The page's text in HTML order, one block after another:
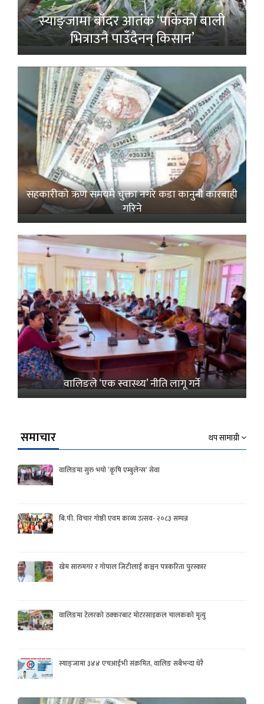
स्याङ्जामा बाँदर आतंक ‘पाकेको बाली
भित्राउनै पाउँदैनन् किसान’
सहकारीको ऋण समयमै चुक्ता नगरे कडा कानुनी कारबाही
गरिने
वालिङले ‘एक स्वास्थ्य’ नीति लागू गर्ने
समाचार थप सामाग्री
वालिङमा सुरु भयो ‘कृषि एम्बुलेन्स’ सेवा
बि.पी. विचार गोष्ठी एवम काव्य उत्सव- २०८३ सम्पन्न
खेम सारुमगर र गोपाल जिटीलाई कञ्चन पत्रकरिता पुरस्कार
वालिङमा टेलरको ठक्करबाट मोटरसाइकल चालकको मृत्यु
स्याङ्जामा ३४४ एचआईभी संक्रमित, वालिङ सबैभन्दा धेरै